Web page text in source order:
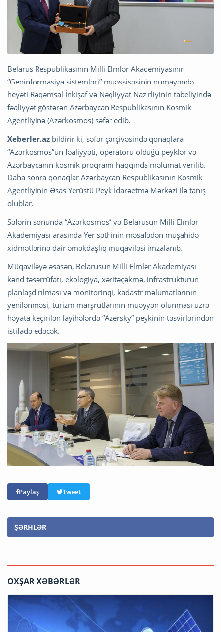
Belarus Respublikasının Milli Elmlər Akademiyasının
“Geoinformasiya sistemləri” müəssisəsinin nümayəndə
heyəti Rəqəmsal İnkişaf və Nəqliyyat Nazirliyinin tabeliyində
fəaliyyət göstərən Azərbaycan Respublikasının Kosmik
Agentliyinə (Azərkosmos) səfər edib.
Xeberler.az bildirir ki, səfər çərçivəsində qonaqlara
“Azərkosmos”un fəaliyyəti, operatoru olduğu peyklər və
Azərbaycanın kosmik proqramı haqqında məlumat verilib.
Daha sonra qonaqlar Azərbaycan Respublikasının Kosmik
Agentliyinin Əsas Yerüstü Peyk İdarəetmə Mərkəzi ilə tanış
olublar.
Səfərin sonunda “Azərkosmos” və Belarusun Milli Elmlər
Akademiyası arasında Yer səthinin məsafədən müşahidə
xidmətlərinə dair əməkdaşlıq müqaviləsi imzalanıb.
Müqaviləyə əsasən, Belarusun Milli Elmlər Akademiyası
kənd təsərrüfatı, ekologiya, xəritəçəkmə, infrastrukturun
planlaşdırılması və monitorinqi, kadastr məlumatlarının
yenilənməsi, turizm marşrutlarının müəyyən olunması üzrə
həyata keçirilən layihələrdə “Azersky” peykinin təsvirlərindən
istifadə edəcək.
Paylaş Tweet
ŞƏRHLƏR
OXŞAR XƏBƏRLƏR